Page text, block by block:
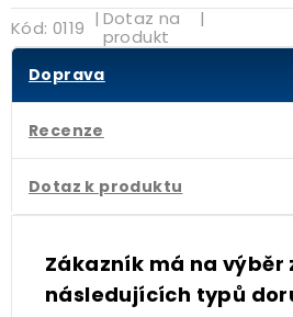
Kód: 0119 | Dotaz na
produkt
|
Doprava
Recenze
Dotaz k produktu
Zákazník má na výběr
následujících typů